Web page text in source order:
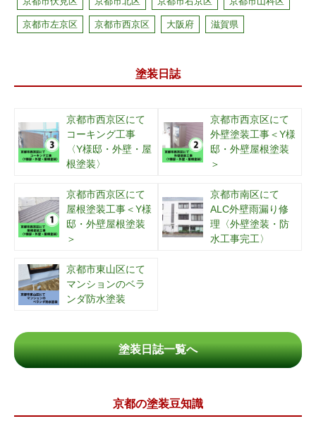
京都市左京区 京都市西京区 大阪府 滋賀県
塗装日誌
京都市西京区にて
コーキング工事
〈Y様邸・外壁・屋
根塗装〉
京都市西京区にて
外壁塗装工事＜Y様
邸・外壁屋根塗装
＞
京都市西京区にて
屋根塗装工事＜Y様
邸・外壁屋根塗装
＞
京都市南区にて
ALC外壁雨漏り修
理〈外壁塗装・防
水工事完工〉
京都市東山区にて
マンションのベラ
ンダ防水塗装
塗装日誌一覧へ
京都の塗装豆知識